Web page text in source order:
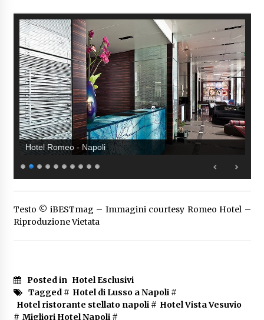
Hotel Romeo - Napoli
Testo © iBESTmag – Immagini courtesy Romeo Hotel –
Riproduzione Vietata
Posted in Hotel Esclusivi
Tagged # Hotel di Lusso a Napoli#
Hotel ristorante stellato napoli# Hotel Vista Vesuvio
# Migliori Hotel Napoli#